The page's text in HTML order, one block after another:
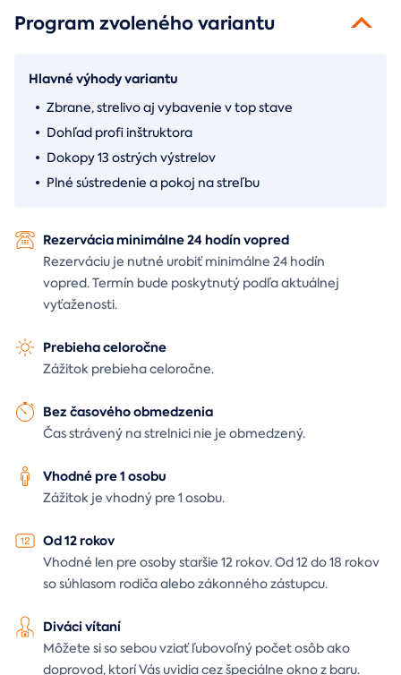
Program zvoleného variantu
Hlavné výhody variantu
Zbrane, strelivo aj vybavenie v top stave
Dohľad profi inštruktora
Dokopy 13 ostrých výstrelov
Plné sústredenie a pokoj na streľbu
Rezervácia minimálne 24 hodín vopred
Rezerváciu je nutné urobiť minimálne 24 hodín
vopred. Termín bude poskytnutý podľa aktuálnej
vyťaženosti.
Prebieha celoročne
Zážitok prebieha celoročne.
Bez časového obmedzenia
Čas strávený na strelnici nie je obmedzený.
Vhodné pre 1 osobu
Zážitok je vhodný pre 1 osobu.
Od 12 rokov
Vhodné len pre osoby staršie 12 rokov. Od 12 do 18 rokov
so súhlasom rodiča alebo zákonného zástupcu.
Diváci vítaní
Môžete si so sebou vziať ľubovoľný počet osôb ako
doprovod, ktorí Vás uvidia cez špeciálne okno z baru.